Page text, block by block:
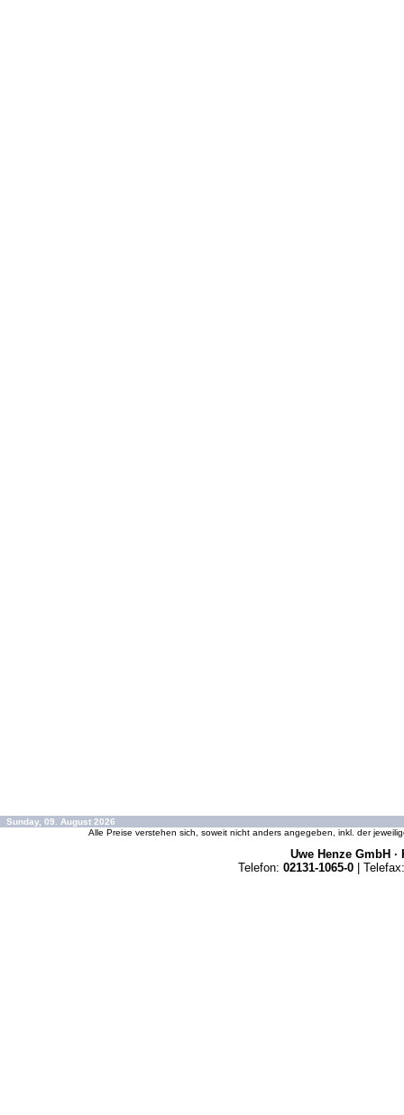
Sunday, 09. August 2026
Alle Preise verstehen sich, soweit nicht anders angegeben, inkl. der
Uwe Henze GmbH ·
Telefon: 02131-1065-0 | Telefax: